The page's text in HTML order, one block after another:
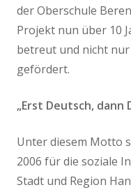
der Oberschule
Projekt nun über 10
betreut und nicht
gefördert.
„Erst Deutsch, dann
Unter diesem Motto
2006 für die soziale
Stadt und Region